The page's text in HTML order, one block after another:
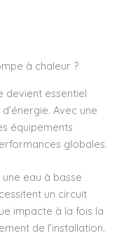
à chaleur ?
devient essentiel
Avec une
équipements
globales.
eau à basse
un circuit
impacte à la fois la
de l’installation.